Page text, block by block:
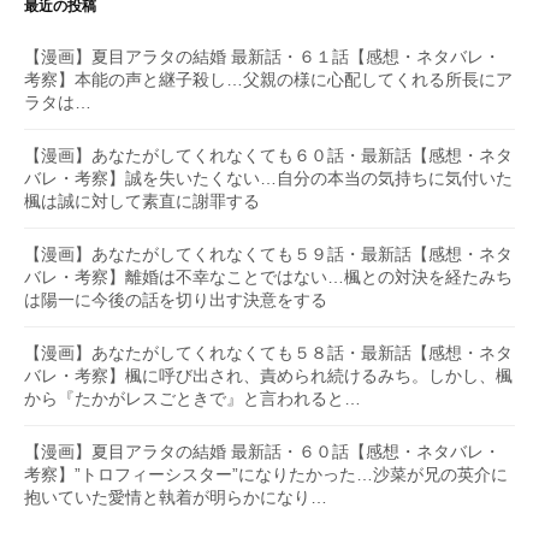
最近の投稿
【漫画】夏目アラタの結婚 最新話・６１話【感想・ネタバレ・
考察】本能の声と継子殺し…父親の様に心配してくれる所長にア
ラタは…
【漫画】あなたがしてくれなくても６０話・最新話【感想・ネタ
バレ・考察】誠を失いたくない…自分の本当の気持ちに気付いた
楓は誠に対して素直に謝罪する
【漫画】あなたがしてくれなくても５９話・最新話【感想・ネタ
バレ・考察】離婚は不幸なことではない…楓との対決を経たみち
は陽一に今後の話を切り出す決意をする
【漫画】あなたがしてくれなくても５８話・最新話【感想・ネタ
バレ・考察】楓に呼び出され、責められ続けるみち。しかし、楓
から『たかがレスごときで』と言われると…
【漫画】夏目アラタの結婚 最新話・６０話【感想・ネタバレ・
考察】”トロフィーシスター”になりたかった…沙菜が兄の英介に
抱いていた愛情と執着が明らかになり…